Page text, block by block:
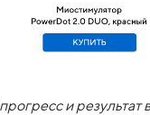
и результат